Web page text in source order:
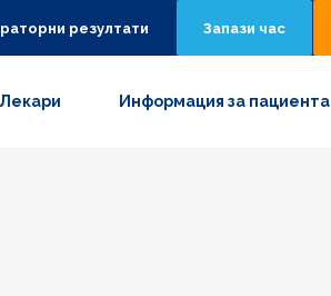
резултати Запази час
Лекари Информация за пациента